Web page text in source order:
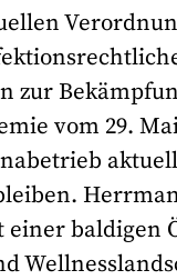
zur
vom 29.
einer baldigen